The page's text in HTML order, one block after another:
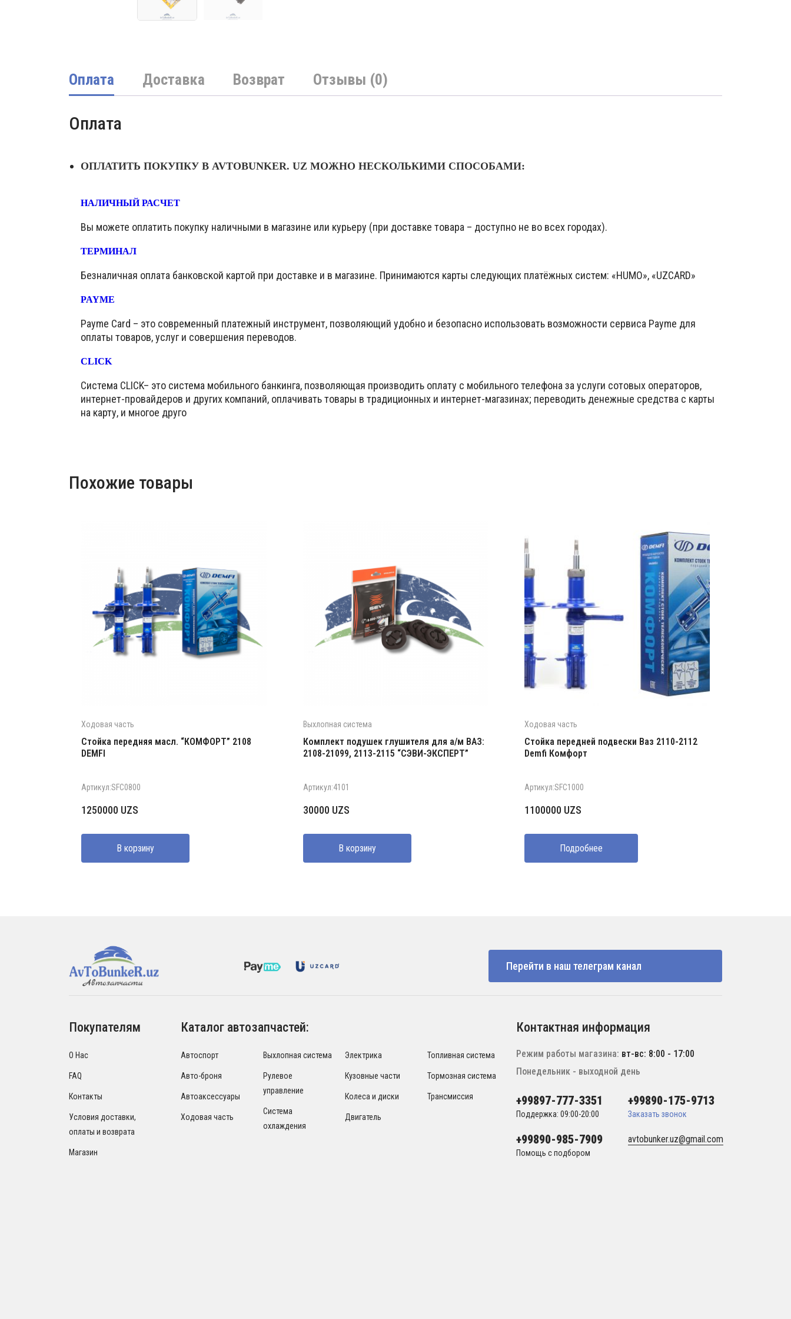
Оплата Доставка Возврат Отзывы (0)
Оплата
ОПЛАТИТЬ ПОКУПКУ В AVTOBUNKER. UZ МОЖНО НЕСКОЛЬКИМИ СПОСОБАМИ:
НАЛИЧНЫЙ РАСЧЕТ
Вы можете оплатить покупку наличными в магазине или курьеру (при доставке товара – доступно не во всех городах).
ТЕРМИНАЛ
Безналичная оплата банковской картой при доставке и в магазине. Принимаются карты следующих платёжных систем: «HUMO», «UZCARD»
PAYME
Payme Card – это современный платежный инструмент, позволяющий удобно и безопасно использовать возможности сервиса Payme для
оплаты товаров, услуг и совершения переводов.
CLICK
Система CLICK– это система мобильного банкинга, позволяющая производить оплату с мобильного телефона за услуги сотовых операторов,
интернет-провайдеров и других компаний, оплачивать товары в традиционных и интернет-магазинах; переводить денежные средства с карты
на карту, и многое друго
Похожие товары
Ходовая часть
Стойка передняя масл. “КОМФОРТ” 2108
DEMFI
Артикул:SFC0800
1250000 UZS
В корзину
Выхлопная система
Комплект подушек глушителя для а/м ВАЗ:
2108-21099, 2113-2115 “СЭВИ-ЭКСПЕРТ”
Артикул:4101
30000 UZS
В корзину
Ходовая часть
Стойка передней подвески Ваз 2110-2112
Demfi Комфорт
Артикул:SFC1000
1100000 UZS
Подробнее
Перейти в наш телеграм канал
Покупателям
О Нас
FAQ
Контакты
Условия доставки,
оплаты и возврата
Магазин
Каталог автозапчастей:
Автоспорт
Авто-броня
Автоаксессуары
Ходовая часть
Выхлопная система
Рулевое
управление
Система
охлаждения
Электрика
Кузовные части
Колеса и диски
Двигатель
Топливная система
Тормозная система
Трансмиссия
Контактная информация
Режим работы магазина: вт-вс: 8:00 - 17:00
Понедельник - выходной день
+99897-777-3351
Поддержка: 09:00-20:00
+99890-175-9713
Заказать звонок
+99890-985-7909
Помощь с подбором
avtobunker.uz@gmail.com